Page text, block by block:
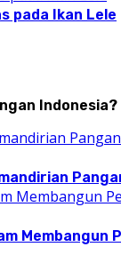
pada Ikan Lele
Indonesia?
Membangun